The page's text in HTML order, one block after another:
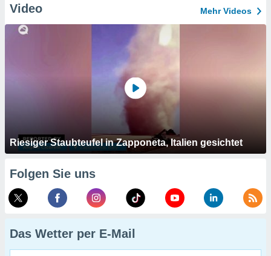
Video Mehr Videos
Riesiger Staubteufel in Zapponeta, Italien gesichtet
Folgen Sie uns
Das Wetter per E-Mail